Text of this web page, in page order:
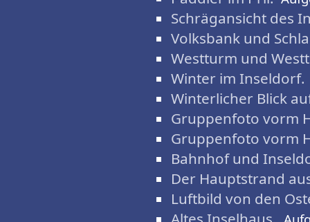
Schrägansicht des
Volksbank und
Westturm und
Winter im Inseldorf.
Winterlicher Blick
Gruppenfoto vorm
Gruppenfoto vorm
Bahnhof und
Der Hauptstrand
Luftbild von den